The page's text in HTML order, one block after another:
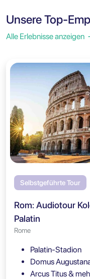
Unsere Top-
Alle Erlebnisse anzeigen
Selbstgeführte Tour
Rom: Audiotour
Palatin
Rome
Palatin-Stadion
Domus
Arcus Titus &